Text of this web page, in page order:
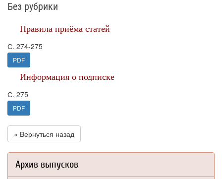
Без рубрики
Правила приёма статей
С. 274-275
PDF
Информация о подписке
С. 275
PDF
« Вернуться назад
Архив выпусков